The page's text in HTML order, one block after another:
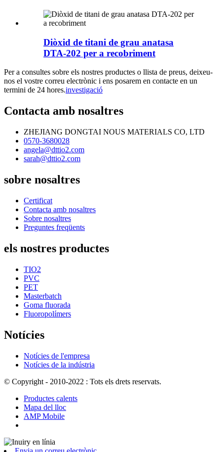
Diòxid de titani de grau anatasa
DTA-202 per a recobriment
Per a consultes sobre els nostres productes o llista de preus, deixeu-
nos el vostre correu electrònic i ens posarem en contacte en un
termini de 24 hores.investigació
Contacta amb nosaltres
ZHEJIANG DONGTAI NOUS MATERIALS CO, LTD
0570-3680028
angela@dttio2.com
sarah@dttio2.com
sobre nosaltres
Certificat
Contacta amb nosaltres
Sobre nosaltres
Preguntes freqüents
els nostres productes
TIO2
PVC
PET
Masterbatch
Goma fluorada
Fluoropolímers
Notícies
Notícies de l'empresa
Notícies de la indústria
© Copyright - 2010-2022 : Tots els drets reservats.
Productes calents
Mapa del lloc
AMP Mobile